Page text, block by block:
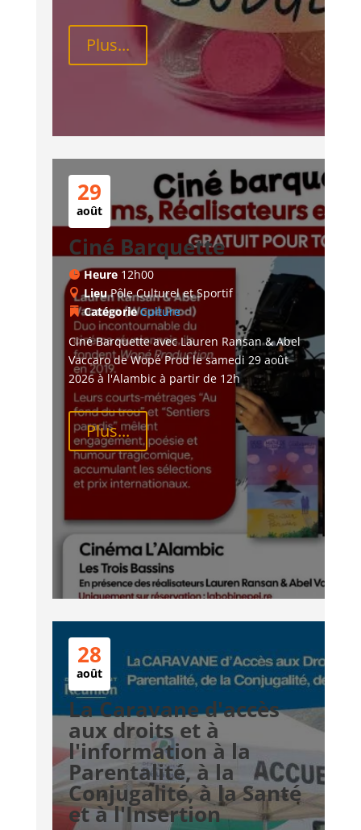
Plus...
29
août
Ciné Barquette
Heure 12h00
LieuPôle Culturel et Sportif
CatégorieCulture
Ciné Barquette avec Lauren Ransan & Abel
Vaccaro de Wopé Prod le samedi 29 août
2026 à l'Alambic à partir de 12h
Plus...
28
août
La Caravane d'accès
aux droits et à
l'information à la
Parentalité, à la
Conjugalité, à la Santé
et à l'Insertion